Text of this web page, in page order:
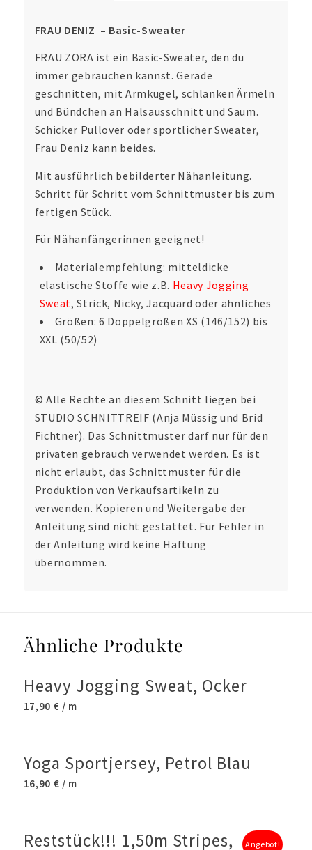
FRAU DENIZ – Basic-Sweater
FRAU ZORA ist ein Basic-Sweater, den du
immer gebrauchen kannst. Gerade
geschnitten, mit Armkugel, schlanken Ärmeln
und Bündchen an Halsausschnitt und Saum.
Schicker Pullover oder sportlicher Sweater,
Frau Deniz kann beides.
Mit ausführlich bebilderter Nähanleitung.
Schritt für Schritt vom Schnittmuster bis zum
fertigen Stück.
Für Nähanfängerinnen geeignet!
Materialempfehlung: mitteldicke
elastische Stoffe wie z.B. Heavy Jogging
Sweat, Strick, Nicky, Jacquard oder ähnliches
Größen: 6 Doppelgrößen XS (146/152) bis
XXL (50/52)
© Alle Rechte an diesem Schnitt liegen bei
STUDIO SCHNITTREIF (Anja Müssig und Brid
Fichtner). Das Schnittmuster darf nur für den
privaten gebrauch verwendet werden. Es ist
nicht erlaubt, das Schnittmuster für die
Produktion von Verkaufsartikeln zu
verwenden. Kopieren und Weitergabe der
Anleitung sind nicht gestattet. Für Fehler in
der Anleitung wird keine Haftung
übernommen.
Ähnliche Produkte
Heavy Jogging Sweat, Ocker
17,90 € / m
Yoga Sportjersey, Petrol Blau
16,90 € / m
Reststück!!! 1,50m Stripes, Angebot!